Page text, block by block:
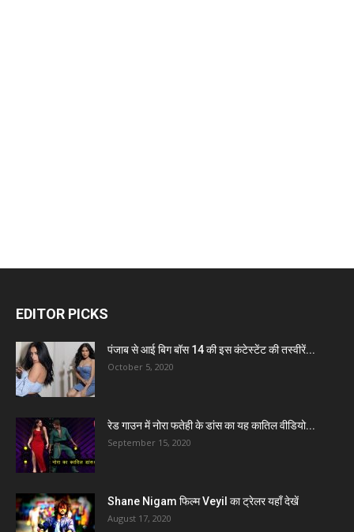
EDITOR PICKS
पंजाब से आई बिग बॉस 14 की इस कंटेस्टेंट की तस्वीरें...
October 5, 2020
रेड गाउन में नोरा फतेही के डांस का यह कातिल वीडियो...
September 15, 2020
Shane Nigam फिल्म Veyil का ट्रेलर यहाँ देखें
August 17, 2020